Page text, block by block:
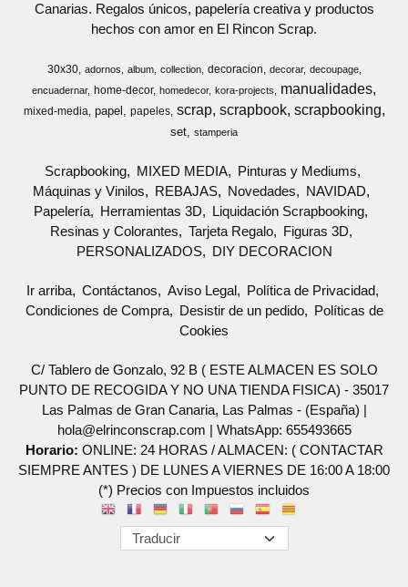
Canarias. Regalos únicos, papelería creativa y productos
hechos con amor en El Rincon Scrap.
30x30 adornos album collection decoracion decorar
decoupage
encuadernar
home-decor homedecor kora-projects manualidades
mixed-media papel papeles scrap scrapbook scrapbooking
set stamperia
Scrapbooking MIXED MEDIA
Pinturas y Mediums
Máquinas y Vinilos
REBAJAS Novedades
NAVIDAD
Papelería
Herramientas 3D
Liquidación Scrapbooking
Resinas y Colorantes
Tarjeta Regalo
Figuras 3D
PERSONALIZADOS
DIY DECORACION
Ir arriba Contáctanos Aviso Legal
Política de Privacidad
Condiciones de Compra
Desistir de un pedido
Políticas de
Cookies
C/ Tablero de Gonzalo, 92 B ( ESTE ALMACEN ES SOLO
PUNTO DE RECOGIDA Y NO UNA TIENDA FISICA) - 35017
Las Palmas de Gran Canaria, Las Palmas - (España) |
hola@elrinconscrap.com | WhatsApp: 655493665
Horario: ONLINE: 24 HORAS / ALMACEN: ( CONTACTAR
SIEMPRE ANTES ) DE LUNES A VIERNES DE 16:00 A 18:00
(*) Precios con Impuestos incluidos